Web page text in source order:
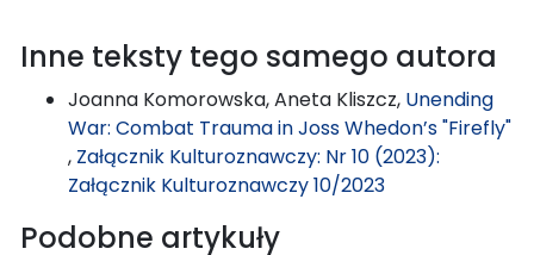
Inne teksty tego samego autora
Joanna Komorowska, Aneta Kliszcz, Unending
War: Combat Trauma in Joss Whedon’s "Firefly"
, Załącznik Kulturoznawczy: Nr 10 (2023):
Załącznik Kulturoznawczy 10/2023
Podobne artykuły